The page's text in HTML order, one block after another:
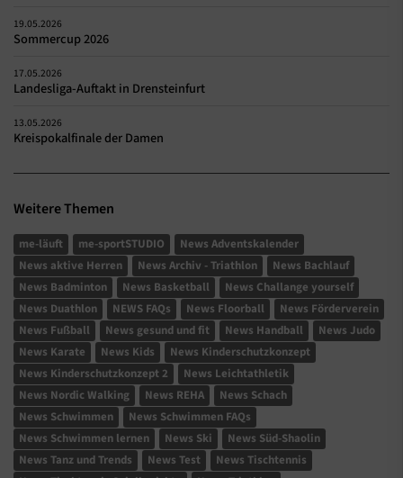
19.05.2026
Sommercup 2026
17.05.2026
Landesliga-Auftakt in Drensteinfurt
13.05.2026
Kreispokalfinale der Damen
Weitere Themen
me-läuft me-sportSTUDIO
News Adventskalender
News aktive Herren
News Archiv - Triathlon
News Bachlauf
News Badminton
News Basketball
News Challange yourself
News Duathlon
NEWS FAQs News Floorball
News Förderverein
News Fußball
News gesund und fit News Handball
News Judo
News Karate
News Kids
News Kinderschutzkonzept
News Kinderschutzkonzept 2
News Leichtathletik
News Nordic Walking
News REHA
News Schach
News Schwimmen
News Schwimmen FAQs
News Schwimmen lernen
News Ski
News Süd-Shaolin
News Tanz und Trends
News Test
News Tischtennis